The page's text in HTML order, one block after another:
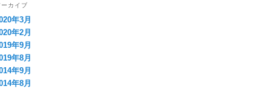
jquery.min.js"
ーカイブ
年3月
年2月
年9月
年8月
年9月
年8月